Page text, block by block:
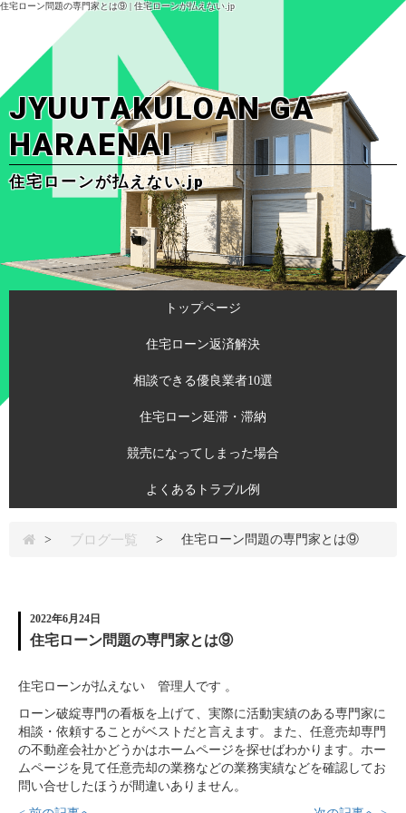
住宅ローン問題の専門家とは⑨ | 住宅ローンが払えない.jp
JYUUTAKULOAN GA
HARAENAI
住宅ローンが払えない.jp
トップページ
住宅ローン返済解決
相談できる優良業者10選
住宅ローン延滞・滞納
競売になってしまった場合
よくあるトラブル例
> ブログ一覧 > 住宅ローン問題の専門家とは⑨
2022年6月24日
住宅ローン問題の専門家とは⑨
住宅ローンが払えない 管理人です 。
ローン破綻専門の看板を上げて、実際に活動実績のある専門家に
相談・依頼することがベストだと言えます。また、任意売却専門
の不動産会社かどうかはホームページを探せばわかります。ホー
ムページを見て任意売却の業務などの業務実績などを確認してお
問い合せしたほうが間違いありません。